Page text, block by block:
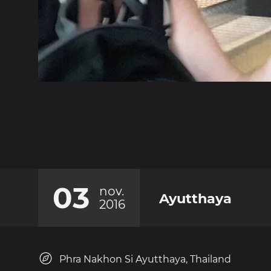
03
nov.
2016
Ayutthaya
Phra Nakhon Si Ayutthaya, Thailand